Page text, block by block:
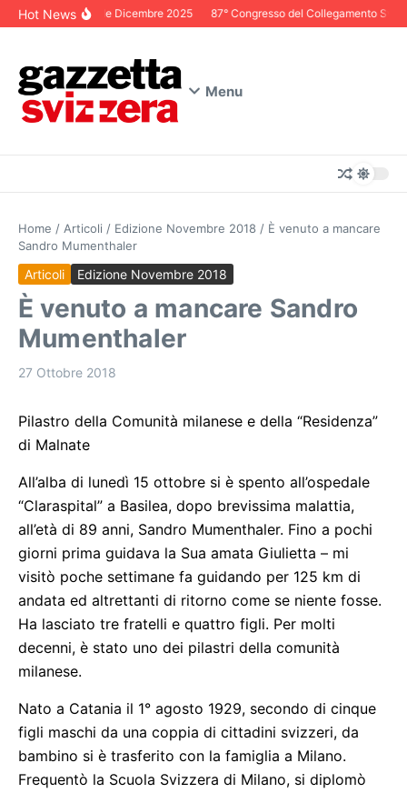
Salta al contenuto
Hot NewsEditoriale Dicembre 2025 87° Congresso del Collegamento
Menu
Home / Articoli / Edizione Novembre 2018 / È venuto a mancare
Sandro Mumenthaler
Articoli Edizione Novembre 2018
È venuto a mancare Sandro
Mumenthaler
27 Ottobre 2018
Pilastro della Comunità milanese e della “Residenza”
di Malnate
All’alba di lunedì 15 ottobre si è spento all’ospedale
“Claraspital” a Basilea, dopo brevissima malattia,
all’età di 89 anni, Sandro Mumenthaler. Fino a pochi
giorni prima guidava la Sua amata Giulietta – mi
visitò poche settimane fa guidando per 125 km di
andata ed altrettanti di ritorno come se niente fosse.
Ha lasciato tre fratelli e quattro figli. Per molti
decenni, è stato uno dei pilastri della comunità
milanese.
Nato a Catania il 1° agosto 1929, secondo di cinque
figli maschi da una coppia di cittadini svizzeri, da
bambino si è trasferito con la famiglia a Milano.
Frequentò la Scuola Svizzera di Milano, si diplomò